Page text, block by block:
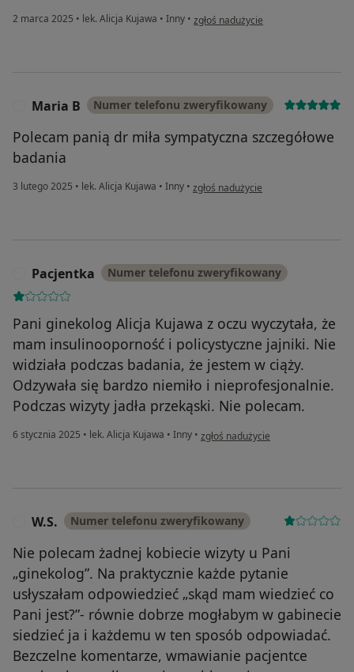
2 marca 2025 • lek. Alicja Kujawa • Inny • w opinii użytkownika Wera
zgłoś nadużycie
Maria B Numer telefonu zweryfikowany
Polecam panią dr miła sympatyczna szczegółowe
badania
3 lutego 2025 • lek. Alicja Kujawa • Inny • w opinii użytkownika Maria B
zgłoś nadużycie
Pacjentka Numer telefonu zweryfikowany
Pani ginekolog Alicja Kujawa z oczu wyczytała, że
mam insulinooporność i policystyczne jajniki. Nie
widziała podczas badania, że jestem w ciąży.
Odzywała się bardzo niemiło i nieprofesjonalnie.
Podczas wizyty jadła przekąski. Nie polecam.
6 stycznia 2025 • lek. Alicja Kujawa • Inny • w opinii użytkownika Pacjentka
zgłoś nadużycie
W.S. Numer telefonu zweryfikowany
Nie polecam żadnej kobiecie wizyty u Pani
„ginekolog”. Na praktycznie każde pytanie
usłyszałam odpowiedzieć „skąd mam wiedzieć co
Pani jest?”- równie dobrze mogłabym w gabinecie
siedzieć ja i każdemu w ten sposób odpowiadać.
Bezczelne komentarze, wmawianie pacjentce